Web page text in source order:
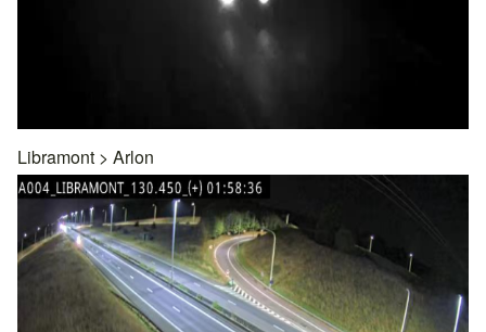
Libramont > Arlon